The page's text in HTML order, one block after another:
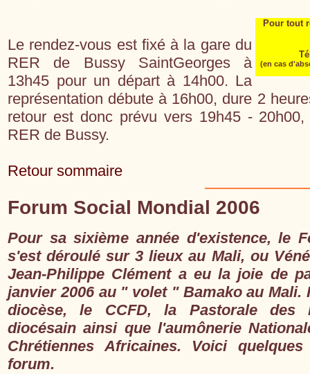
Pour tout
(en cas
Le rendez-vous est fixé à la gare du
RER de Bussy SaintGeorges à
13h45 pour un départ à 14h00. La
représentation débute à 16h00, dure 2
retour est donc prévu vers 19h45 -
RER de Bussy.
Retour sommaire
Forum Social Mondial 2006
Pour sa sixième année d'existence, le
s'est déroulé sur 3 lieux au Mali, ou
Jean-Philippe Clément a eu la joie de
janvier 2006 au " volet " Bamako au Mali.
diocèse, le CCFD, la Pastorale des
diocésain ainsi que l'aumônerie
Chrétiennes Africaines. Voici
forum.